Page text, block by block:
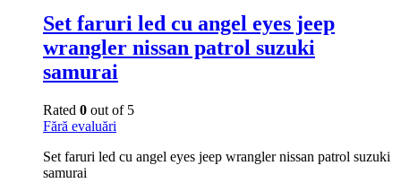
Set faruri led cu angel eyes jeep
wrangler nissan patrol suzuki
samurai
Rated 0 out of 5
Fără evaluări
Set faruri led cu angel eyes jeep wrangler nissan patrol suzuki
samurai